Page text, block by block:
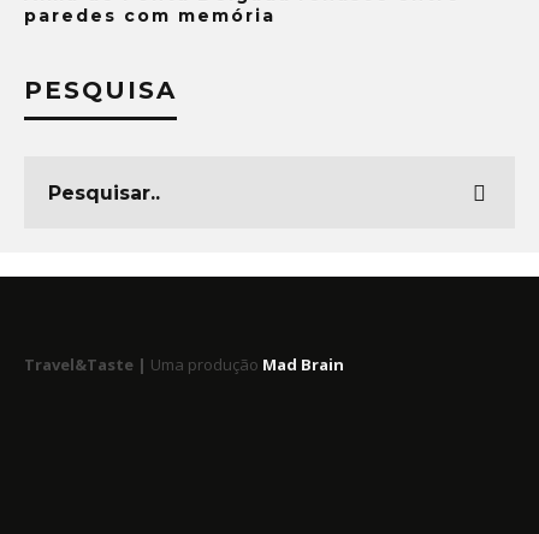
paredes com memória
PESQUISA
Travel&Taste | Uma produção Mad Brain